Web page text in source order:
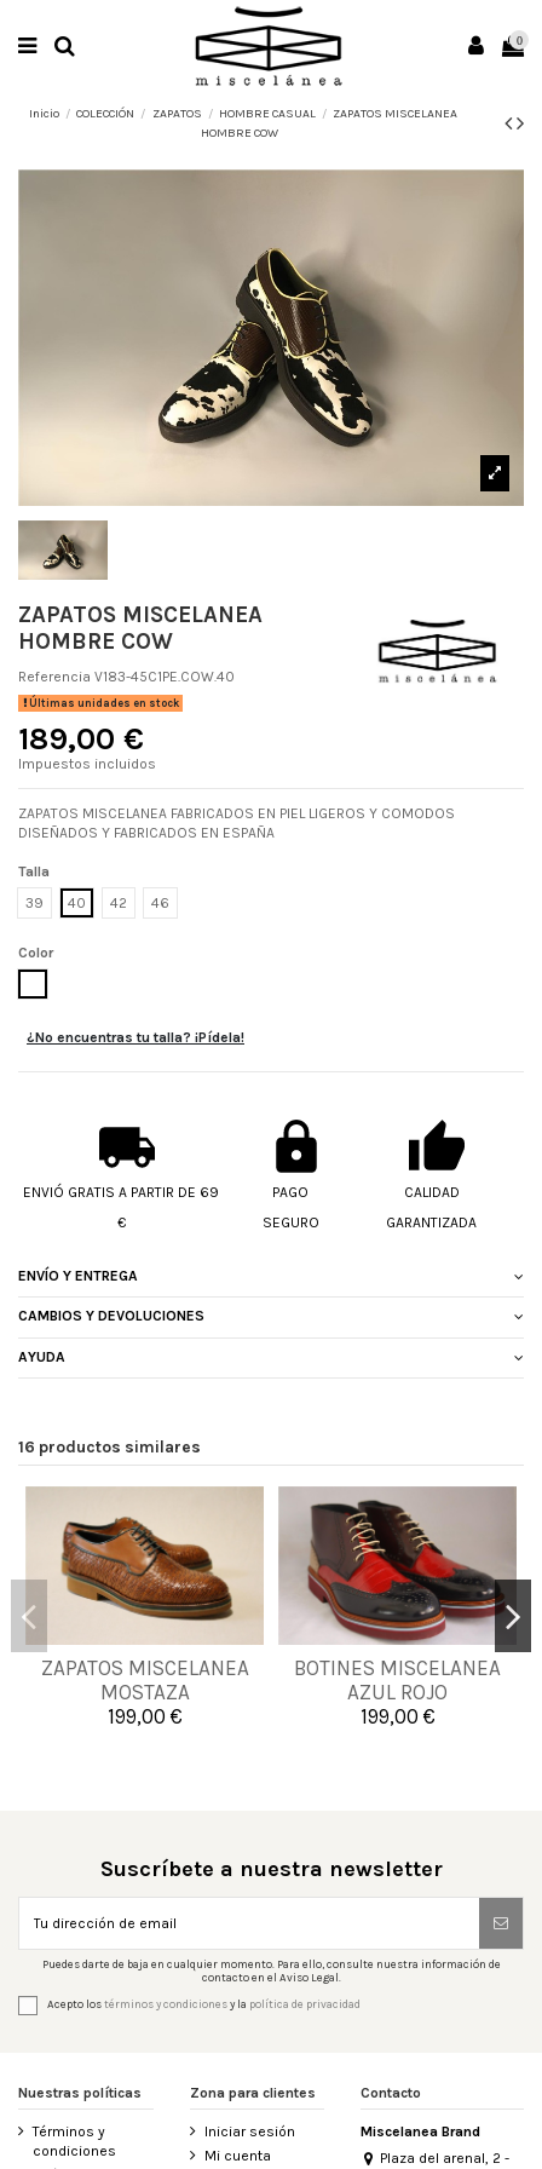
0
Inicio COLECCIÓN ZAPATOS HOMBRE CASUAL
ZAPATOS MISCELANEA
HOMBRE COW
ZAPATOS MISCELANEA
HOMBRE COW
Referencia V183-45C1PE.COW.40
Últimas unidades en stock
189,00 €
Impuestos incluidos
ZAPATOS MISCELANEA FABRICADOS EN PIEL LIGEROS Y COMODOS
DISEÑADOS Y FABRICADOS EN ESPAÑA
Talla
39
40 42 46
Color
¿No encuentras tu talla? ¡Pídela!
ENVIÓ GRATIS A PARTIR DE 69
€
PAGO
SEGURO
CALIDAD
GARANTIZADA
ENVÍO Y ENTREGA
CAMBIOS Y DEVOLUCIONES
AYUDA
16 productos similares
ZAPATOS MISCELANEA
MOSTAZA
199,00 €
38 39
Añadir al carrito
BOTINES MISCELANEA
AZUL ROJO
199,00 €
38 39 40
41
44 45 46
Suscríbete a nuestra newsletter
Puedes darte de baja en cualquier momento. Para ello, consulte nuestra información de
contacto en el Aviso Legal.
Acepto lostérminos y condicionesy la política de privacidad
Nuestras políticas
Términos y
condiciones
Zona para clientes
Iniciar sesión
Mi cuenta
Contacto
Miscelanea Brand
Plaza del arenal, 2 -